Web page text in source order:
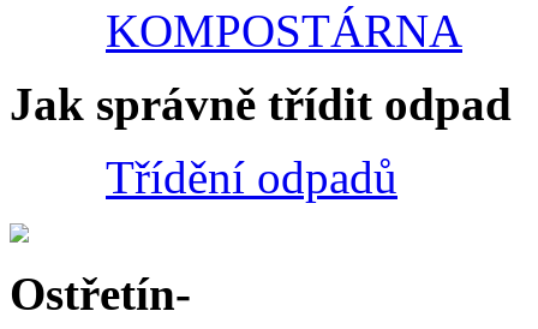
KOMPOSTÁRNA
Jak správně třídit odpad
Třídění odpadů
Ostřetín-